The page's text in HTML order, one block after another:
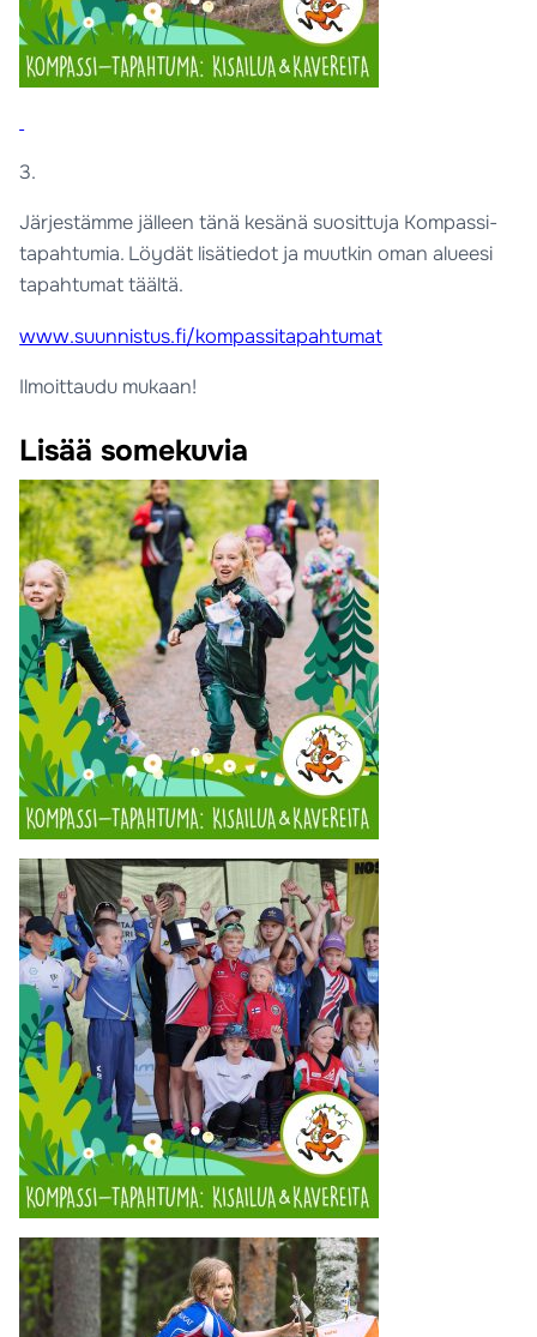
3.
Järjestämme jälleen tänä kesänä suosittuja Kompassi-
tapahtumia. Löydät lisätiedot ja muutkin oman alueesi
tapahtumat täältä.
www.suunnistus.fi/kompassitapahtumat
Ilmoittaudu mukaan!
Lisää somekuvia